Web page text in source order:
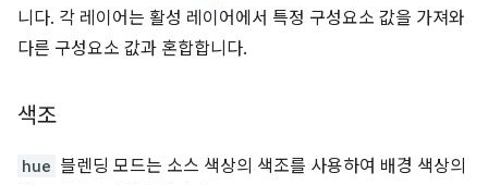
니다. 각 레이어는 활성 레이어에서 특정 구성요소 값을 가져와
다른 구성요소 값과 혼합합니다.
색조
hue 블렌딩 모드는 소스 색상의 색조를 사용하여 배경 색상의